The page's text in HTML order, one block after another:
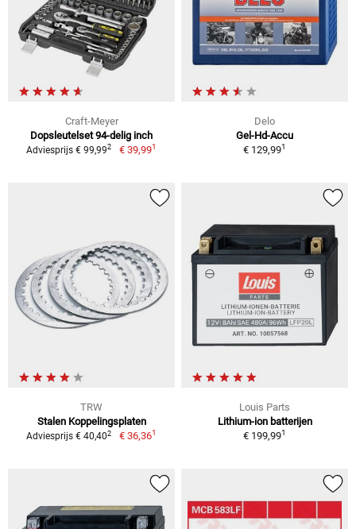
Craft-Meyer
Dopsleutelset 94-delig inch
Adviesprijs € 99,992 € 39,991
Delo
Gel-Hd-Accu
€ 129,991
TRW
Stalen Koppelingsplaten
Adviesprijs € 40,402 € 36,361
Louis Parts
Lithium-ion batterijen
€ 199,991